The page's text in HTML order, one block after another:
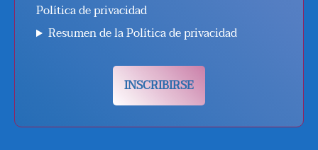
Política de privacidad
Resumen de la Política de privacidad